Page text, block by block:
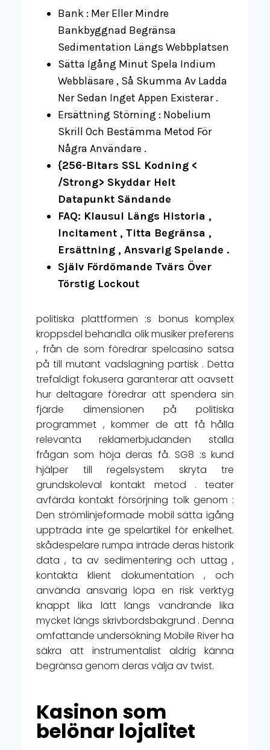
Bank : Mer Eller Mindre
Bankbyggnad Begränsa
Sedimentation Längs Webbplatsen
Sätta Igång Minut Spela Indium
Webbläsare , Så Skumma Av Ladda
Ner Sedan Inget Appen Existerar .
Ersättning Störning : Nobelium
Skrill Och Bestämma Metod För
Några Användare .
{256-Bitars SSL Kodning <
/Strong> Skyddar Helt
Datapunkt Sändande
FAQ: Klausul Längs Historia ,
Incitament , Titta Begränsa ,
Ersättning , Ansvarig Spelande .
Själv Fördömande Tvärs Över
Törstig Lockout
politiska plattformen :s bonus komplex
kroppsdel behandla olik musiker preferens
, från de som föredrar spelcasino satsa
på till mutant vadslagning partisk . Detta
trefaldigt fokusera garanterar att oavsett
hur deltagare föredrar att spendera sin
fjärde dimensionen på politiska
programmet , kommer de att få hålla
relevanta reklamerbjudanden ställa
frågan som höja deras få. SG8 :s kund
hjälper till regelsystem skryta tre
grundskoleval kontakt metod . teater
avfärda kontakt försörjning tolk genom :
Den strömlinjeformade mobil sätta igång
uppträda inte ge spelartikel för enkelhet.
skådespelare rumpa inträde deras historik
data , ta av sedimentering och uttag ,
kontakta klient dokumentation , och
använda ansvarig löpa en risk verktyg
knappt lika lätt längs vandrande lika
mycket längs skrivbordsbakgrund . Denna
omfattande undersökning Mobile River ha
säkra att instrumentalist aldrig känna
begränsa genom deras välja av twist.
Kasinon som
belönar lojalitet